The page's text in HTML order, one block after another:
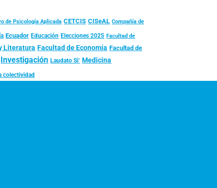
de Psicología Aplicada CETCIS CISeAL Compañía de
Ecuador Educación Elecciones 2025 Facultad de
Literatura Facultad de Economía Facultad de
Investigación Laudato Si’ Medicina
colectividad